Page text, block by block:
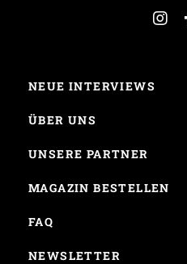
NEUE INTERVIEWS
ÜBER UNS
UNSERE PARTNER
MAGAZIN BESTELLEN
FAQ
NEWSLETTER